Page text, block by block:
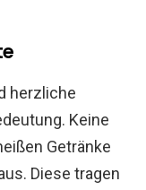
herzliche
Keine
Getränke
Diese tragen